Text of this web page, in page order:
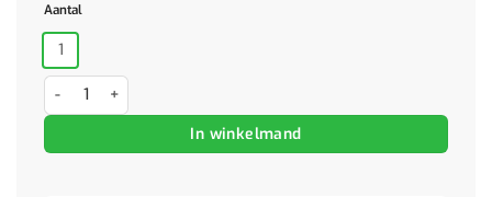
Aantal
1
Kledingkast 87x49x159 cm stof grijs aantal
In winkelmand